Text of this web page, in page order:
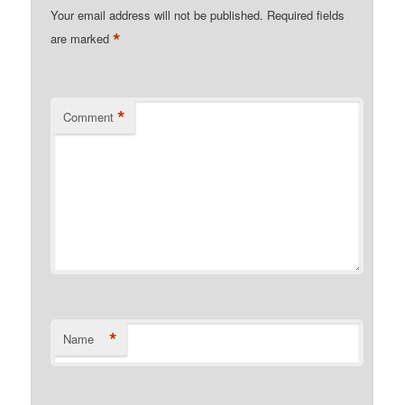
Your email address will not be published. Required fields
are marked*
Comment *
Name *